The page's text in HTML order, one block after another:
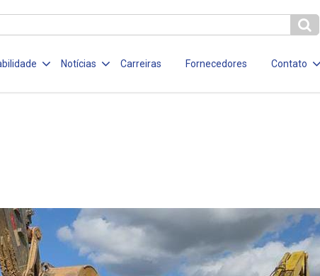
Notícias Carreiras Fornecedores Contato